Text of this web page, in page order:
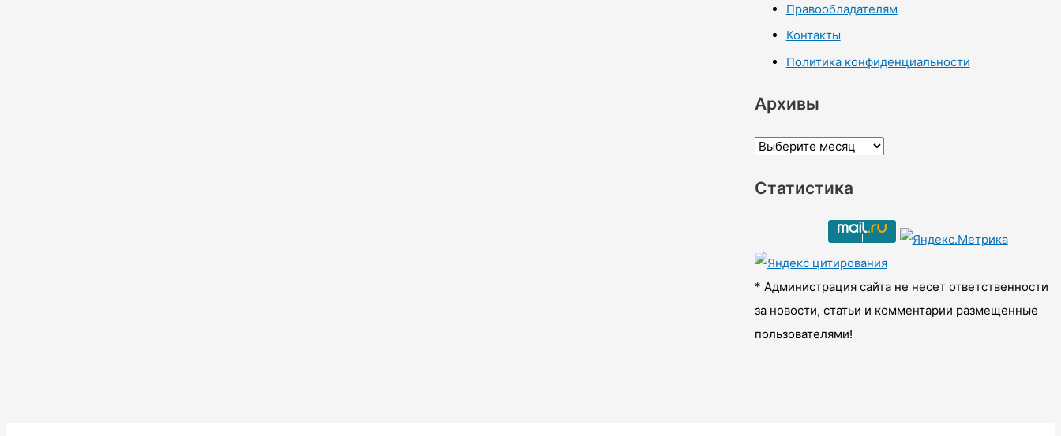
Правообладателям
Контакты
Политика конфиденциальности
Архивы
А
х
ы
Статистика
* Администрация сайта не несет ответственности
за новости, статьи и комментарии размещенные
пользователями!